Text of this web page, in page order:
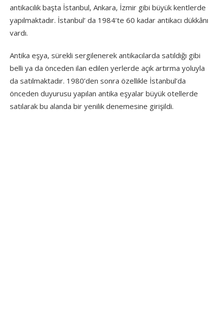
antikacılık başta İstanbul, Ankara, İzmir gibi büyük kentlerde
yapılmaktadır. İstanbul’ da 1984’te 60 kadar antikacı dükkânı
vardı.
Antika eşya, sürekli sergilenerek antikacılarda satıldığı gibi
belli ya da önceden ilan edilen yerlerde açık artırma yoluyla
da satılmaktadır. 1980’den sonra özellikle İstanbul’da
önceden duyurusu yapılan antika eşyalar büyük otellerde
satılarak bu alanda bir yenilik denemesine girişildi.